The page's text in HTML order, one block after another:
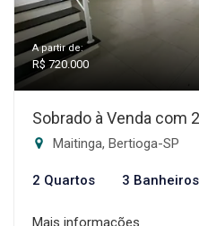
A partir de:
R$ 720.000
Sobrado à Venda com
Maitinga, Bertioga-SP
2 Quartos 3 Banheiros
Mais informações